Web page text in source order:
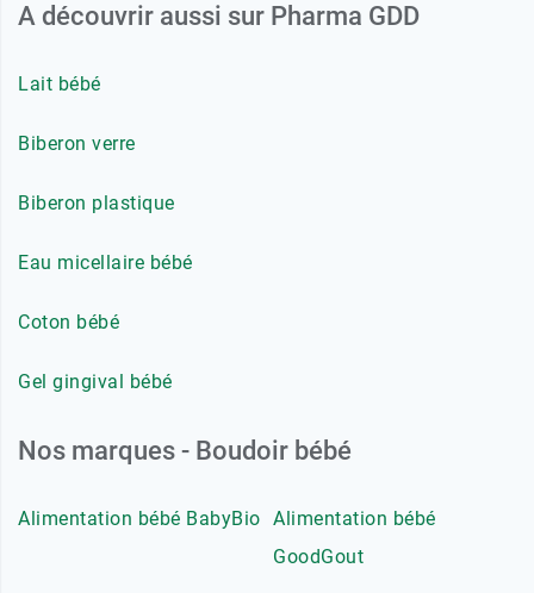
A découvrir aussi sur Pharma GDD
Lait bébé
Biberon verre
Biberon plastique
Eau micellaire bébé
Coton bébé
Gel gingival bébé
Nos marques - Boudoir bébé
Alimentation bébé BabyBio Alimentation bébé
GoodGout